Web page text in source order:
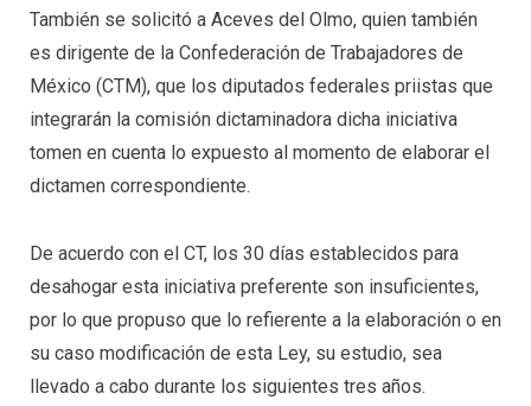
También se solicitó a Aceves del Olmo, quien también
es dirigente de la Confederación de Trabajadores de
México (CTM), que los diputados federales priistas que
integrarán la comisión dictaminadora dicha iniciativa
tomen en cuenta lo expuesto al momento de elaborar el
dictamen correspondiente.
De acuerdo con el CT, los 30 días establecidos para
desahogar esta iniciativa preferente son insuficientes,
por lo que propuso que lo refierente a la elaboración o en
su caso modificación de esta Ley, su estudio, sea
llevado a cabo durante los siguientes tres años.